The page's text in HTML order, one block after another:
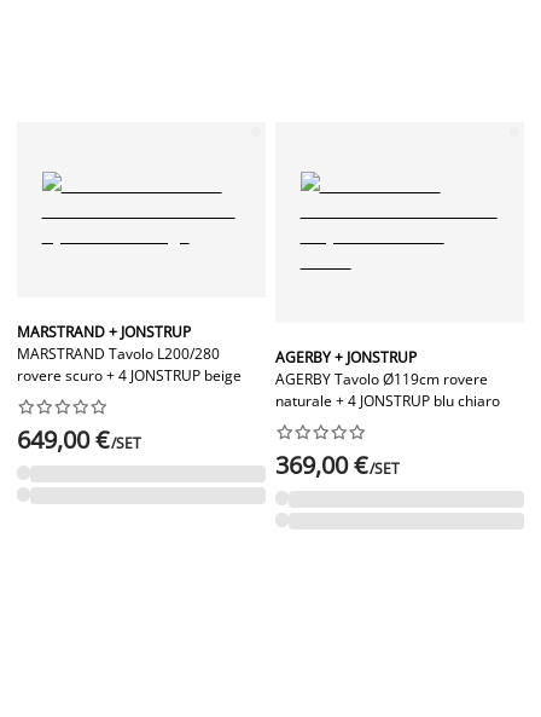
MARSTRAND + JONSTRUP
MARSTRAND Tavolo L200/280
rovere scuro + 4 JONSTRUP beige






649,00 €/SET
AGERBY + JONSTRUP
AGERBY Tavolo Ø119cm rovere
naturale + 4 JONSTRUP blu chiaro






369,00 €/SET